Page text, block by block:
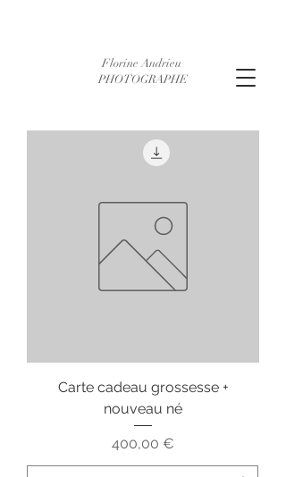
Florine Andrieu
PHOTOGRAPHE
Carte cadeau grossesse +
nouveau né
Prix
400,00 €